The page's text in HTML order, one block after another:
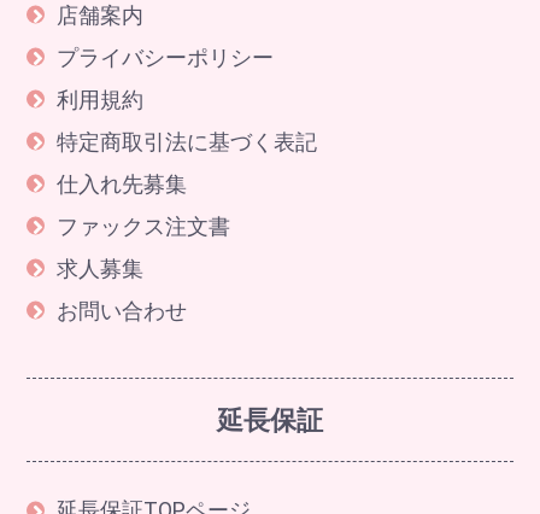
店舗案内
プライバシーポリシー
利用規約
特定商取引法に基づく表記
仕入れ先募集
ファックス注文書
求人募集
お問い合わせ
延長保証